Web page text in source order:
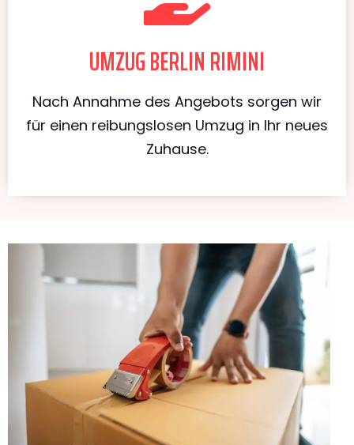
UMZUG BERLIN RIMINI
Nach Annahme des Angebots sorgen wir
für einen reibungslosen Umzug in Ihr neues
Zuhause.